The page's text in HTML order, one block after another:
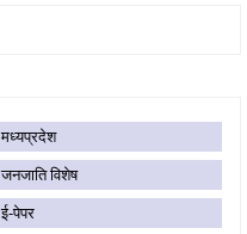
मध्यप्रदेश
जनजाति विशेष
ई-पेपर